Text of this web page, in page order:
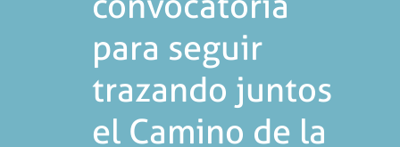
para seguir
trazando juntos
el Camino de la